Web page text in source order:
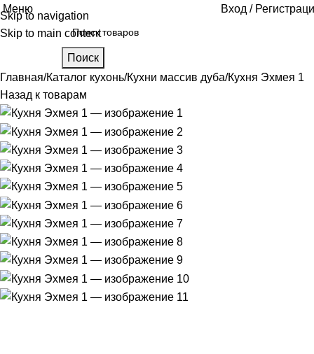
Skip to navigation
Skip to main content
Меню Вход /
Поиск
Главная Каталог кухонь Кухни массив дуба Кухня Эхмея 1
Назад к товарам